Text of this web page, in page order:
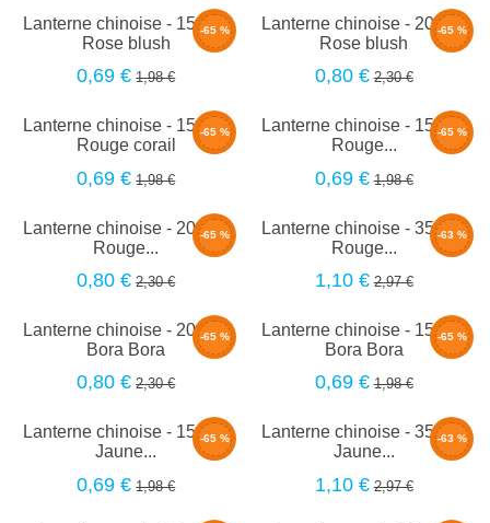
-65 %
Lanterne chinoise - 15cm -
Rose blush
0,69 € 1,98 €
-65 %
Lanterne chinoise - 20cm -
Rose blush
0,80 € 2,30 €
-65 %
Lanterne chinoise - 15cm -
Rouge corail
0,69 € 1,98 €
-65 %
Lanterne chinoise - 15cm -
Rouge...
0,69 € 1,98 €
-65 %
Lanterne chinoise - 20cm -
Rouge...
0,80 € 2,30 €
-63 %
Lanterne chinoise - 35cm -
Rouge...
1,10 € 2,97 €
-65 %
Lanterne chinoise - 20cm -
Bora Bora
0,80 € 2,30 €
-65 %
Lanterne chinoise - 15cm -
Bora Bora
0,69 € 1,98 €
-65 %
Lanterne chinoise - 15cm -
Jaune...
0,69 € 1,98 €
-63 %
Lanterne chinoise - 35cm -
Jaune...
1,10 € 2,97 €